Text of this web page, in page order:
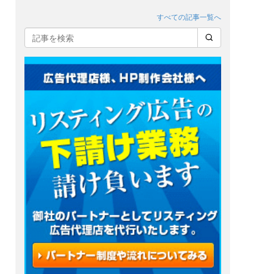
すべての記事一覧へ